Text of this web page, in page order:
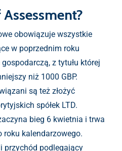
obowiązuje wszystkie
w poprzednim roku
z tytułu której
niż 1000 GBP.
są też złożyć
spółek LTD.
bieg 6 kwietnia i trwa
roku kalendarzowego.
przychód podlegający